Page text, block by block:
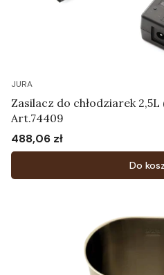
JURA
Zasilacz do chłodziarek
Art.74409
Cena
488,06 zł
Do